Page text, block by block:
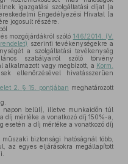
igazgatási szolgáltatási díjat (a
Engedélyezési Hivatal (a
jogosult részére.
mozgójárdákról szóló 146/2014. (V.
szerinti tevékenységekre a
a szolgáltatási tevékenység
szabályairól szóló törvény
alkalmazott vagy megbízott, a Korm.
ellenőrzésével hivatásszerűen
2. § 15. pontjában meghatározott
belül), illetve munkaidőn túl
díj mértéke a vonatkozó díj 150%-a,
esetén a díj mértéke a vonatkozó díj
biztonsági hatóságnál több,
az egyes eljárásokra megállapított